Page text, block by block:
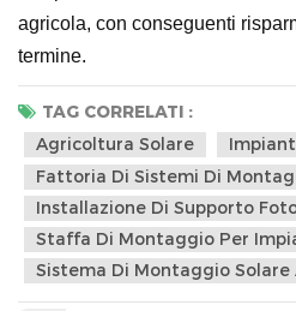
agricola, con conseguenti
termine.
TAG CORRELATI :
Agricoltura Solare
Fattoria Di Sistemi Di
Installazione Di Supporto
Staffa Di Montaggio Per
Sistema Di Montaggio Solare